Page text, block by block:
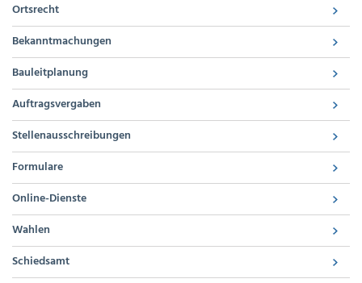
Ortsrecht
Bekanntmachungen
Bauleitplanung
Auftragsvergaben
Stellenausschreibungen
Formulare
Online-Dienste
Wahlen
Schiedsamt